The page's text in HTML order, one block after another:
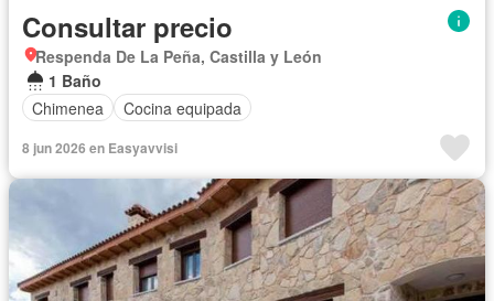
Consultar precio
Respenda De La Peña, Castilla y León
1 Baño
Chimenea
Cocina equipada
8 jun 2026 en Easyavvisi